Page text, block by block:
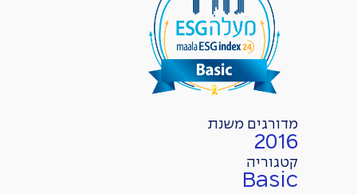
מדורגים משנת
2016
קטגוריה
Basic